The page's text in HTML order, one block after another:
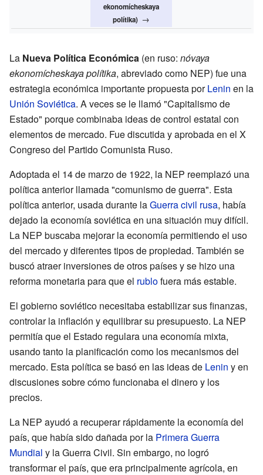
ekonomícheskaya
polítika) →
La Nueva Política Económica (en ruso: nóvaya
ekonomícheskaya polítika, abreviado como NEP) fue una
estrategia económica importante propuesta porLenin en la
Unión Soviética. A veces se le llamó "Capitalismo de
Estado" porque combinaba ideas de control estatal con
elementos de mercado. Fue discutida y aprobada en el X
Congreso del Partido Comunista Ruso.
Adoptada el 14 de marzo de 1922, la NEP reemplazó una
política anterior llamada "comunismo de guerra". Esta
política anterior, usada durante laGuerra civil rusa, había
dejado la economía soviética en una situación muy difícil.
La NEP buscaba mejorar la economía permitiendo el uso
del mercado y diferentes tipos de propiedad. También se
buscó atraer inversiones de otros países y se hizo una
reforma monetaria para que el rublofuera más estable.
El gobierno soviético necesitaba estabilizar sus finanzas,
controlar la inflación y equilibrar su presupuesto. La NEP
permitía que el Estado regulara una economía mixta,
usando tanto la planificación como los mecanismos del
mercado. Esta política se basó en las ideas de Lenin y en
discusiones sobre cómo funcionaba el dinero y los
precios.
La NEP ayudó a recuperar rápidamente la economía del
país, que había sido dañada por la Primera Guerra
Mundial y la Guerra Civil. Sin embargo, no logró
transformar el país, que era principalmente agrícola, en